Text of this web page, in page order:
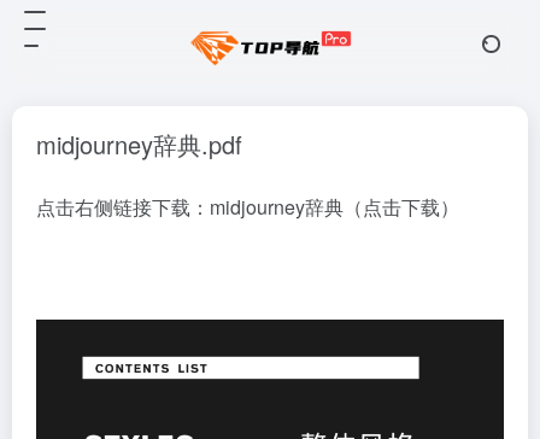
midjourney辞典.pdf
点击右侧链接下载： midjourney辞典（点击下载）